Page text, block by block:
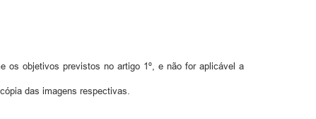
os objetivos previstos no artigo 1º, e não for aplicável a
das imagens respectivas.